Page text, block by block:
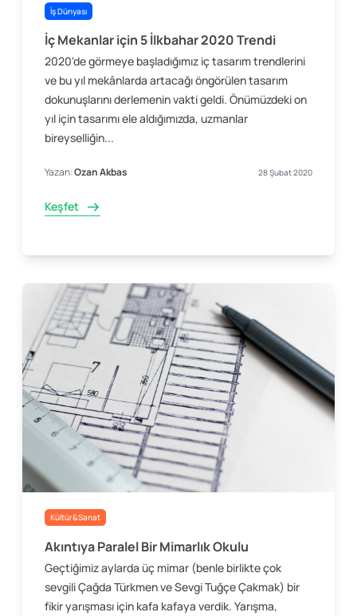
İş Dünyası
İç Mekanlar için 5 İlkbahar 2020 Trendi
2020'de görmeye başladığımız iç tasarım trendlerini
ve bu yıl mekânlarda artacağı öngörülen tasarım
dokunuşlarını derlemenin vakti geldi. Önümüzdeki on
yıl için tasarımı ele aldığımızda, uzmanlar
bireyselliğin...
Yazan:Ozan Akbas 28 Şubat 2020
Keşfet
Kültür&Sanat
Akıntıya Paralel Bir Mimarlık Okulu
Geçtiğimiz aylarda üç mimar (benle birlikte çok
sevgili Çağda Türkmen ve Sevgi Tuğçe Çakmak) bir
fikir yarışması için kafa kafaya verdik. Yarışma,